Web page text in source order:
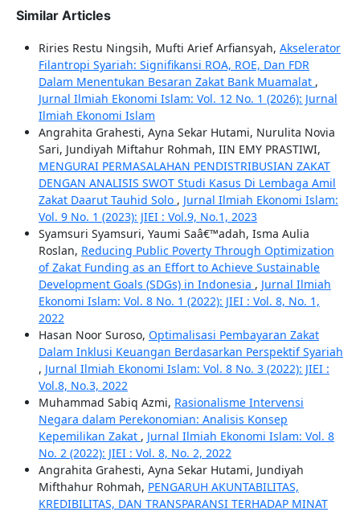
Similar Articles
Riries Restu Ningsih, Mufti Arief Arfiansyah, Akselerator
Filantropi Syariah: Signifikansi ROA, ROE, Dan FDR
Dalam Menentukan Besaran Zakat Bank Muamalat ,
Jurnal Ilmiah Ekonomi Islam: Vol. 12 No. 1 (2026): Jurnal
Ilmiah Ekonomi Islam
Angrahita Grahesti, Ayna Sekar Hutami, Nurulita Novia
Sari, Jundiyah Miftahur Rohmah, IIN EMY PRASTIWI,
MENGURAI PERMASALAHAN PENDISTRIBUSIAN ZAKAT
DENGAN ANALISIS SWOT Studi Kasus Di Lembaga Amil
Zakat Daarut Tauhid Solo , Jurnal Ilmiah Ekonomi Islam:
Vol. 9 No. 1 (2023): JIEI : Vol.9, No.1, 2023
Syamsuri Syamsuri, Yaumi Saâ€™adah, Isma Aulia
Roslan, Reducing Public Poverty Through Optimization
of Zakat Funding as an Effort to Achieve Sustainable
Development Goals (SDGs) in Indonesia , Jurnal Ilmiah
Ekonomi Islam: Vol. 8 No. 1 (2022): JIEI : Vol. 8, No. 1,
2022
Hasan Noor Suroso, Optimalisasi Pembayaran Zakat
Dalam Inklusi Keuangan Berdasarkan Perspektif Syariah
, Jurnal Ilmiah Ekonomi Islam: Vol. 8 No. 3 (2022): JIEI :
Vol.8, No.3, 2022
Muhammad Sabiq Azmi, Rasionalisme Intervensi
Negara dalam Perekonomian: Analisis Konsep
Kepemilikan Zakat , Jurnal Ilmiah Ekonomi Islam: Vol. 8
No. 2 (2022): JIEI : Vol. 8, No. 2, 2022
Angrahita Grahesti, Ayna Sekar Hutami, Jundiyah
Mifthahur Rohmah, PENGARUH AKUNTABILITAS,
KREDIBILITAS, DAN TRANSPARANSI TERHADAP MINAT